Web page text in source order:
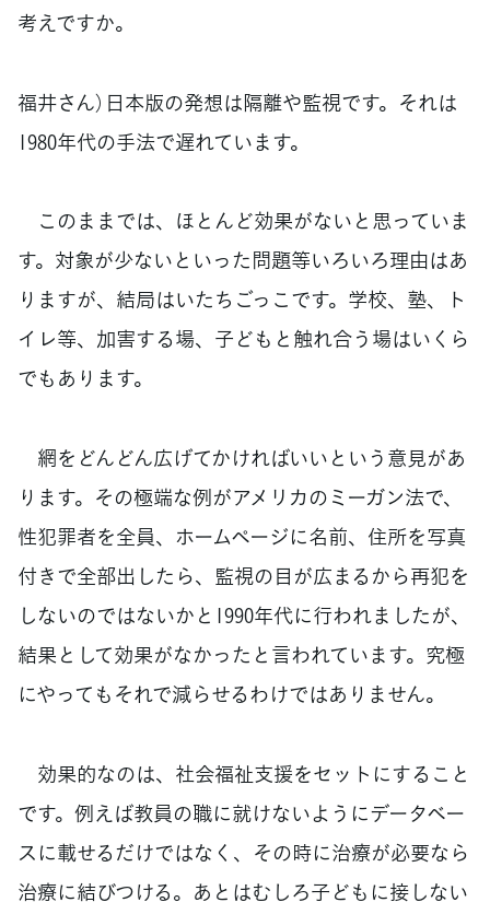
考えですか。
福井さん）日本版の発想は隔離や監視です。それは
1980年代の手法で遅れています。
このままでは、ほとんど効果がないと思っていま
す。対象が少ないといった問題等いろいろ理由はあ
りますが、結局はいたちごっこです。学校、塾、ト
イレ等、加害する場、子どもと触れ合う場はいくら
でもあります。
網をどんどん広げてかければいいという意見があ
ります。その極端な例がアメリカのミーガン法で、
性犯罪者を全員、ホームページに名前、住所を写真
付きで全部出したら、監視の目が広まるから再犯を
しないのではないかと1990年代に行われましたが、
結果として効果がなかったと言われています。究極
にやってもそれで減らせるわけではありません。
効果的なのは、社会福祉支援をセットにすること
です。例えば教員の職に就けないようにデータベー
スに載せるだけではなく、その時に治療が必要なら
治療に結びつける。あとはむしろ子どもに接しない